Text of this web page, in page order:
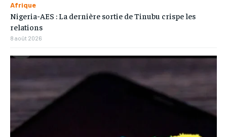
Afrique
Nigeria-AES : La dernière sortie de Tinubu crispe les
relations
8 août 2026